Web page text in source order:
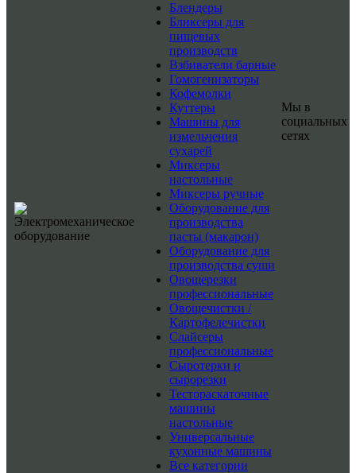
Блендеры
Бликсеры для
пищевых
производств
Взбиватели барные
Гомогенизаторы
Кофемолки
Куттеры
Машины для
измельчения
сухарей
Миксеры
настольные
Миксеры ручные
Оборудование для
производства
пасты (макарон)
Оборудование для
производства суши
Овощерезки
профессиональные
Овощечистки /
Картофелечистки
Слайсеры
профессиональные
Сыротерки и
сырорезки
Тестораскаточные
машины
настольные
Универсальные
кухонные машины
Все категории
Мы в
социальных
сетях